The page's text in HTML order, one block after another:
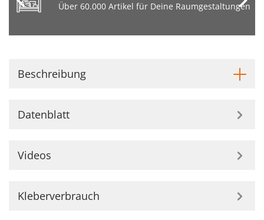
Über 60.000 Artikel für Deine Raumgestaltungen
Beschreibung
Datenblatt
Videos
Kleberverbrauch